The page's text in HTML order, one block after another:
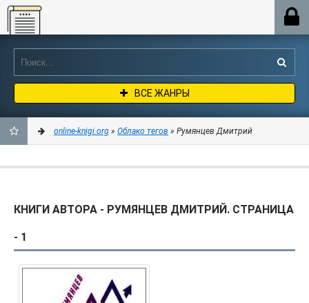
Online-knigi.org
ВСЕ ЖАНРЫ
ЗАКЛАДКИ
online-knigi.org » Облако тегов » Румянцев Дмитрий
КНИГИ АВТОРА - РУМЯНЦЕВ ДМИТРИЙ. СТРАНИЦА
- 1